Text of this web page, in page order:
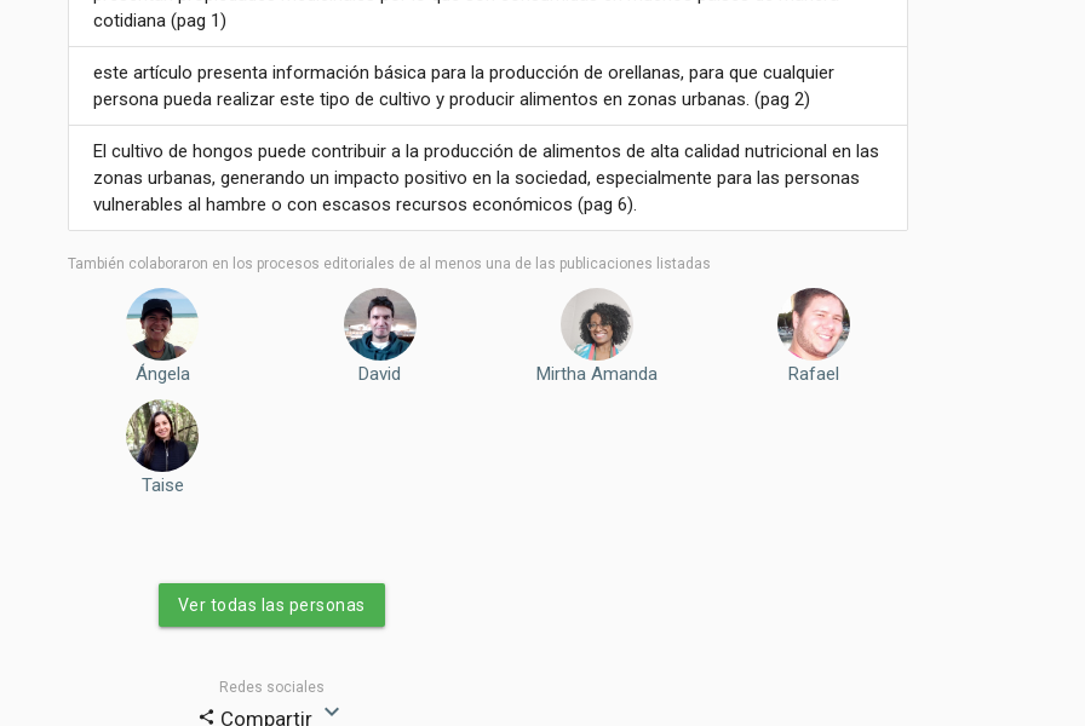
cotidiana (pag 1)
este artículo presenta información básica para la producción de orellanas, para que cualquier
persona pueda realizar este tipo de cultivo y producir alimentos en zonas urbanas. (pag 2)
El cultivo de hongos puede contribuir a la producción de alimentos de alta calidad nutricional en las
zonas urbanas, generando un impacto positivo en la sociedad, especialmente para las personas
vulnerables al hambre o con escasos recursos económicos (pag 6).
También colaboraron ​​en los procesos editoriales de al menos una de las publicaciones listadas
Ángela David Mirtha Amanda Rafael
Taise
Ver todas las personas
Redes sociales
share Compartir expand_more